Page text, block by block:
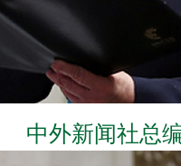
中外新闻社总